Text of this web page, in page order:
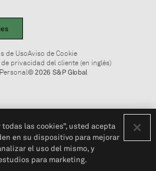
de UsoAviso de Cookie
privacidad del cliente (en inglés)
© 2026 S&P Global
las cookies”, usted acepta
en su dispositivo para mejorar
el uso del mismo, y
para marketing.